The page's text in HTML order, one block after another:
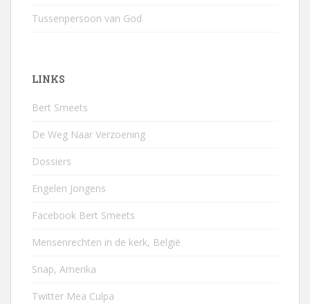
Tussenpersoon van God
LINKS
Bert Smeets
De Weg Naar Verzoening
Dossiers
Engelen Jongens
Facebook Bert Smeets
Mensenrechten in de kerk, België
Snap, Amerika
Twitter Mea Culpa